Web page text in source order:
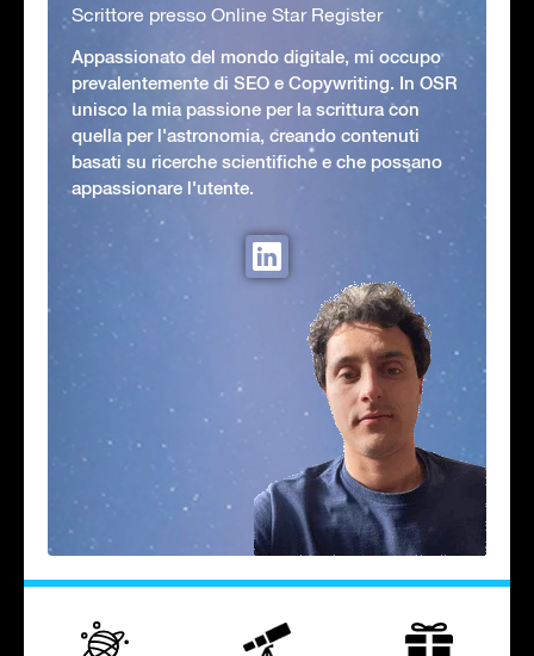
Scrittore presso Online Star Register
Appassionato del mondo digitale, mi occupo
prevalentemente di SEO e Copywriting. In OSR
unisco la mia passione per la scrittura con
quella per l'astronomia, creando contenuti
basati su ricerche scientifiche e che possano
appassionare l'utente.